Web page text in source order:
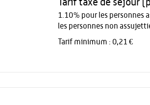
Tarif taxe de séjour
1.10% pour les personnes
les personnes non
Tarif minimum : 0,21 €